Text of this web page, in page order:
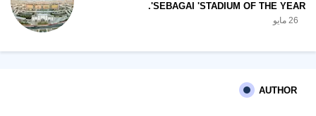
SEBAGAI 'STADIUM OF THE YEAR'.
26 مايو
AUTHOR